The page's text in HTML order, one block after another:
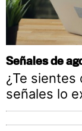
Señales de
¿Te sientes
señales lo